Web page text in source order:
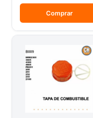
Comprar